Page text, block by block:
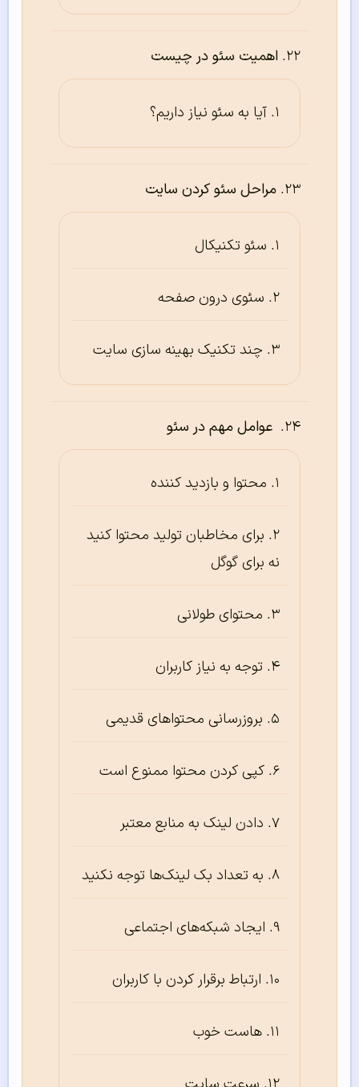
اهمیت سئو در چیست
آیا به سئو نیاز داریم؟
مراحل سئو کردن سایت
سئو تکنیکال
سئوی درون صفحه
چند تکنیک بهینه سازی سایت
عوامل مهم در سئو
محتوا و بازدید کننده
برای مخاطبان تولید محتوا کنید
نه برای گوگل
محتوای طولانی
توجه به نیاز کاربران
بروزرسانی محتواهای قدیمی
کپی کردن محتوا ممنوع است
دادن لینک به منابع معتبر
به تعداد بک لینک‌ها توجه نکنید
ایجاد شبکه‌های اجتماعی
ارتباط برقرار کردن با کاربران
هاست خوب